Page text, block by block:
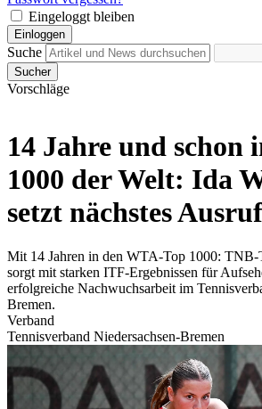
Eingeloggt bleiben
Einloggen
Suche
Sucher
Vorschläge
14 Jahre und schon
1000 der Welt: Ida
setzt nächstes
Mit 14 Jahren in den WTA-Top 1000: TNB-
sorgt mit starken ITF-Ergebnissen für
erfolgreiche Nachwuchsarbeit im
Bremen.
Verband
Tennisverband Niedersachsen-Bremen